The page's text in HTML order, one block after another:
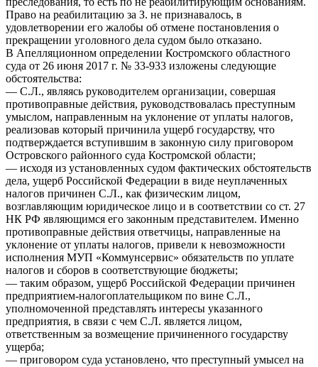
Право на реабилитацию за З. не признавалось, в
удовлетворении его жалобы об отмене постановления о
прекращении уголовного дела судом было отказано.
В Апелляционном определении Костромского областного
суда от 26 июня 2017 г. № 33-933 изложены следующие
обстоятельства:
— С.Л., являясь руководителем организации, совершая
противоправные действия, руководствовалась преступным
умыслом, направленным на уклонение от уплаты налогов,
реализовав который причинила ущерб государству, что
подтверждается вступившим в законную силу приговором
Островского районного суда Костромской области;
— исходя из установленных судом фактических обстоятельств
дела, ущерб Российской Федерации в виде неуплаченных
налогов причинен С.Л., как физическим лицом,
возглавляющим юридическое лицо и в соответствии со ст. 27
НК РФ являющимся его законным представителем. Именно
противоправные действия ответчицы, направленные на
уклонение от уплаты налогов, привели к невозможности
исполнения МУП «Коммунсервис» обязательств по уплате
налогов и сборов в соответствующие бюджеты;
— таким образом, ущерб Российской Федерации причинен
предприятием-налогоплательщиком по вине С.Л.,
уполномоченной представлять интересы указанного
предприятия, в связи с чем С.Л. является лицом,
ответственным за возмещение причиненного государству
ущерба;
— приговором суда установлено, что преступный умысел на